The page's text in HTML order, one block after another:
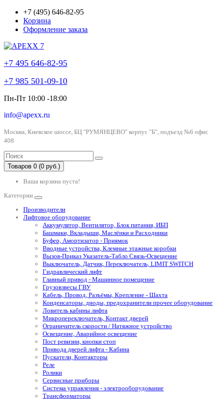
+7 (495) 646-82-95
Корзина
Оформление заказа
+7 495 646-82-95
+7 985 501-09-10
Пн-Пт 10:00 -18:00
info@apexx.ru
Москва, Киевское шоссе, БЦ "РУМЯНЦЕВО" корпус "Б", подъезд №6 офис
408
Товаров 0 (0 руб.)
Ваша корзина пуста!
Категории
Производители
Лифтовое оборудование
Аккумулятор, Вентилятор, Блок питания, ИБП
Башмаки, Вкладыши, Маслёнки и Расходники
Буфер, Амортизатор - Приямок
Вводные устройства, Клемные этажные коробки
Вызов-Приказ Указатель-Табло Связь-Освещение
Выключатель, Датчик, Переключатель, LIMIT SWITCH
Гидравлический лифт
Главный привод - Машинное помещение
Грузовзвесы ГВУ
Кабель, Провод, Разъёмы, Крепление - Шахта
Конденсаторы, диоды, предохранители прочее оборудование
Ловитель кабины лифта
Микропереключатель, Контакт дверей
Ограничитель скорости / Натяжное устройство
Освещение, Аварийное освещение
Пост ревизии, кнопки стоп
Привода дверей лифта - Кабина
Пускатели, Контакторы
Реле
Ролики
Сервисные приборы
Система управления - электрооборудование
Трансформаторы